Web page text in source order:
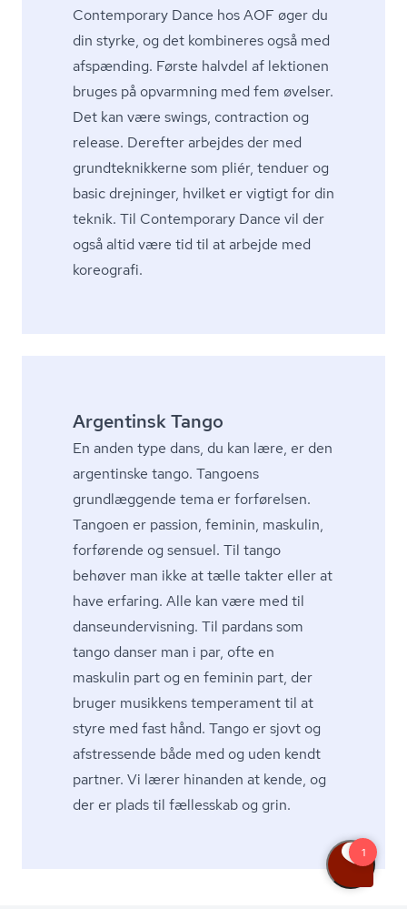
Contemporary Dance hos AOF øger du
din styrke, og det kombineres også med
afspænding. Første halvdel af lektionen
bruges på opvarmning med fem øvelser.
Det kan være swings, contraction og
release. Derefter arbejdes der med
grund­tek­nik­ker­ne som pliér, tenduer og
basic drejninger, hvilket er vigtigt for din
teknik. Til Contemporary Dance vil der
også altid være tid til at arbejde med
koreografi.
Argentinsk Tango
En anden type dans, du kan lære, er den
argentinske tango. Tangoens
grundlæggende tema er forførelsen.
Tangoen er passion, feminin, maskulin,
forførende og sensuel. Til tango
behøver man ikke at tælle takter eller at
have erfaring. Alle kan være med til
dan­se­un­der­vis­ning. Til pardans som
tango danser man i par, ofte en
maskulin part og en feminin part, der
bruger musikkens temperament til at
styre med fast hånd. Tango er sjovt og
afstressende både med og uden kendt
partner. Vi lærer hinanden at kende, og
der er plads til fællesskab og grin.